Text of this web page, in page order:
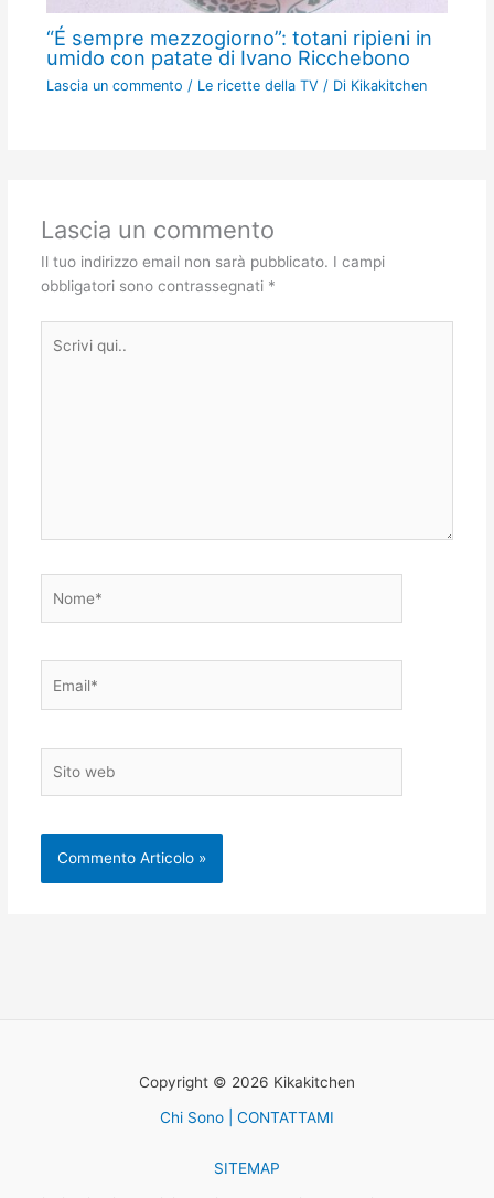
“É sempre mezzogiorno”: totani ripieni in
umido con patate di Ivano Ricchebono
Lascia un commento / Le ricette della TV / Di Kikakitchen
Lascia un commento
Il tuo indirizzo email non sarà pubblicato. I campi
obbligatori sono contrassegnati *
qui..
web
Copyright © 2026 Kikakitchen
Chi Sono | CONTATTAMI
SITEMAP